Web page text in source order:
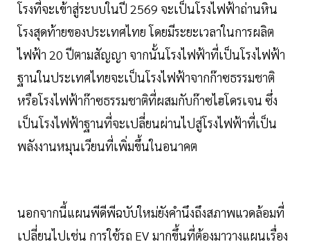
โรงที่จะเข้าสู่ระบบในปี 2569 จะเป็นโรงไฟฟ้าถ่านหิน
โรงสุดท้ายของประเทศไทย โดยมีระยะเวลาในการผลิต
ไฟฟ้า 20 ปีตามสัญญา จากนั้นโรงไฟฟ้าที่เป็นโรงไฟฟ้า
ฐานในประเทศไทยจะเป็นโรงไฟฟ้าจากก๊าซธรรมชาติ
หรือโรงไฟฟ้าก๊าซธรรมชาติที่ผสมกับก๊าซไฮโดรเจน ซึ่ง
เป็นโรงไฟฟ้าฐานที่จะเปลี่ยนผ่านไปสู่โรงไฟฟ้าที่เป็น
พลังงานหมุนเวียนที่เพิ่มขึ้นในอนาคต
นอกจากนี้แผนพีดีพีฉบับใหม่ยังคำนึงถึงสภาพแวดล้อมที่
เปลี่ยนไปเช่น การใช้รถ EV มากขึ้นที่ต้องมาวางแผนเรื่อง